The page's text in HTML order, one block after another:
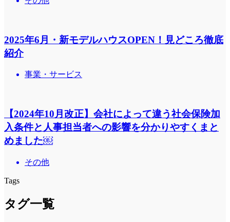
2025年6月・新モデルハウスOPEN！見どころ徹底
紹介
事業・サービス
【2024年10月改正】会社によって違う社会保険加
入条件と人事担当者への影響を分かりやすくまと
めました￼
その他
Tags
タグ一覧